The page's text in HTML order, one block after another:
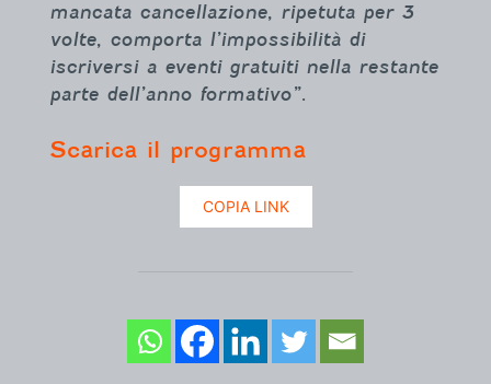
mancata cancellazione, ripetuta per 3
volte, comporta l’impossibilità di
iscriversi a eventi gratuiti nella restante
parte dell’anno formativo”.
Scarica il programma
COPIA LINK